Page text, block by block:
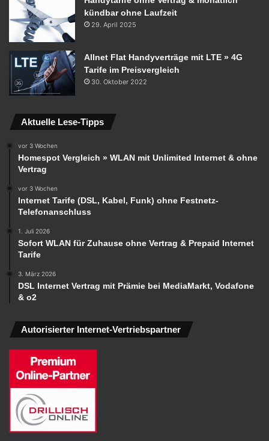
kündbar ohne Laufzeit
29. April 2025
Allnet Flat Handyverträge mit LTE » 4G
Tarife im Preisvergleich
30. Oktober 2022
Aktuelle Lese-Tipps
vor 3 Wochen
Homespot Vergleich » WLAN mit Unlimited Internet & ohne
Vertrag
vor 3 Wochen
Internet Tarife (DSL, Kabel, Funk) ohne Festnetz-
Telefonanschluss
1. Juli 2026
Sofort WLAN für Zuhause ohne Vertrag & Prepaid Internet
Tarife
3. März 2026
DSL Internet Vertrag mit Prämie bei MediaMarkt, Vodafone
& o2
Autorisierter Internet-Vertriebspartner